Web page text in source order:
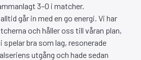
3–0 i matcher.
går in med en go energi. Vi har
och håller oss till våran plan,
bra som lag, resonerade
utgång och hade sedan